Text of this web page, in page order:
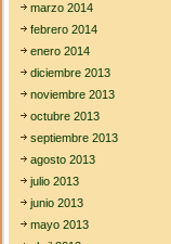
marzo 2014
febrero 2014
enero 2014
diciembre 2013
noviembre 2013
octubre 2013
septiembre 2013
agosto 2013
julio 2013
junio 2013
mayo 2013